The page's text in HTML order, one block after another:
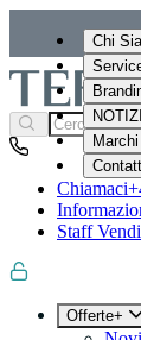
Chi
Marchi
Chiamaci
Staff
Offerte+